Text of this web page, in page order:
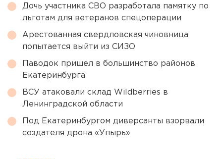
Дочь участника СВО разработала памятку по
льготам для ветеранов спецоперации
Арестованная свердловская чиновница
попытается выйти из СИЗО
Паводок пришел в большинство районов
Екатеринбурга
ВСУ атаковали склад Wildberries в
Ленинградской области
Под Екатеринбургом диверсанты взорвали
создателя дрона «Упырь»